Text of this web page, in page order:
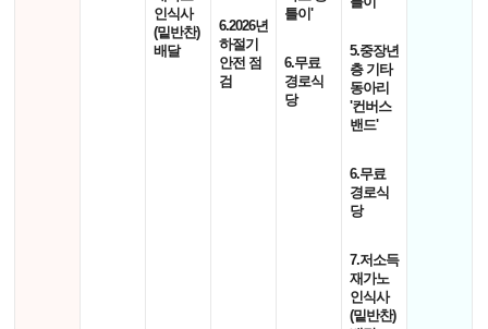
인식사
(밑반찬)
배달
6.2026년
하절기
안전 점
검
틀이'
6.무료
경로식
당
5.중장년
층 기타
동아리
'컨버스
밴드'
6.무료
경로식
당
7.저소득
재가노
인식사
(밑반찬)